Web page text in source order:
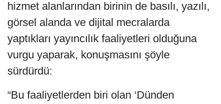
hizmet alanlarından birinin de basılı, yazılı,
görsel alanda ve dijital mecralarda
yaptıkları yayıncılık faaliyetleri olduğuna
vurgu yaparak, konuşmasını şöyle
sürdürdü:
“Bu faaliyetlerden biri olan ‘Dünden